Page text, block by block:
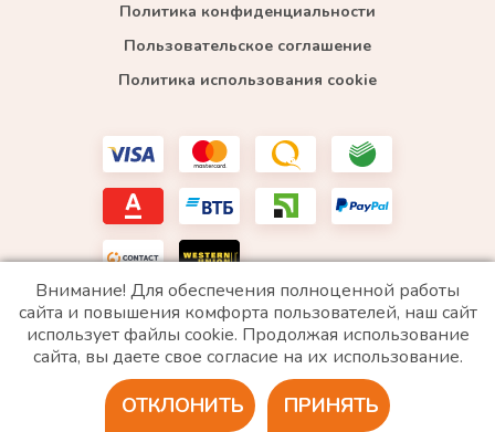
Политика конфиденциальности
Пользовательское соглашение
Политика использования cookie
*WhatsApp принадлежит компании Meta, которая признана экстремистской и запрещена в
РФ
2020 © Все права защищены. ИП «Войтенко»
Разработка сайта
Внимание! Для обеспечения полноценной работы
сайта и повышения комфорта пользователей, наш сайт
использует файлы cookie. Продолжая использование
сайта, вы даете свое согласие на их использование.
ПРИНЯТЬ
ОТКЛОНИТЬ